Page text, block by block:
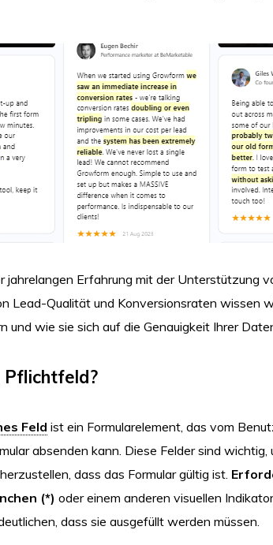
jahrelangen Erfahrung mit der Unterstützung
Lead-Qualität und Konversionsraten wissen
und wie sie sich auf die Genauigkeit Ihrer
Feld ist ein Formularelement, das vom
absenden kann. Diese Felder sind
dass das Formular gültig ist.
(*) oder einem anderen visuellen
dass sie ausgefüllt werden müssen.